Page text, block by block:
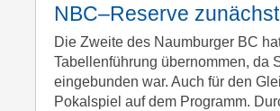
NBC–Reserve
Die Zweite des Naumburger BC
Tabellenführung übernommen, da
eingebunden war. Auch für den
Pokalspiel auf dem Programm.